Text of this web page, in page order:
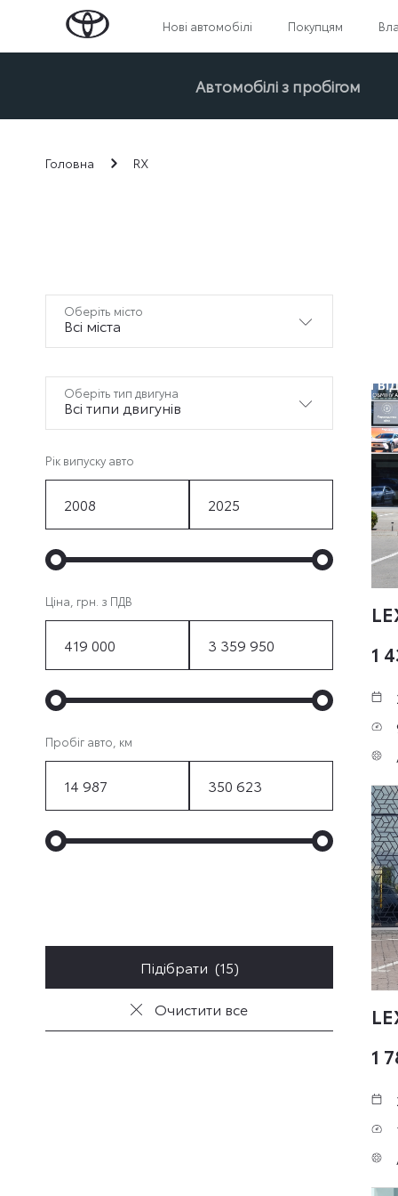
Нові автомобілі Покупцям
Автомобілі з пробігом
Головна RX
Оберіть місто
Всі міста
Оберіть тип двигуна
Bсі типи двигунів
Рік випуску авто
Ціна, грн. з ПДВ
Пробіг авто, км
Підібрати (15)
Очистити все
1
1